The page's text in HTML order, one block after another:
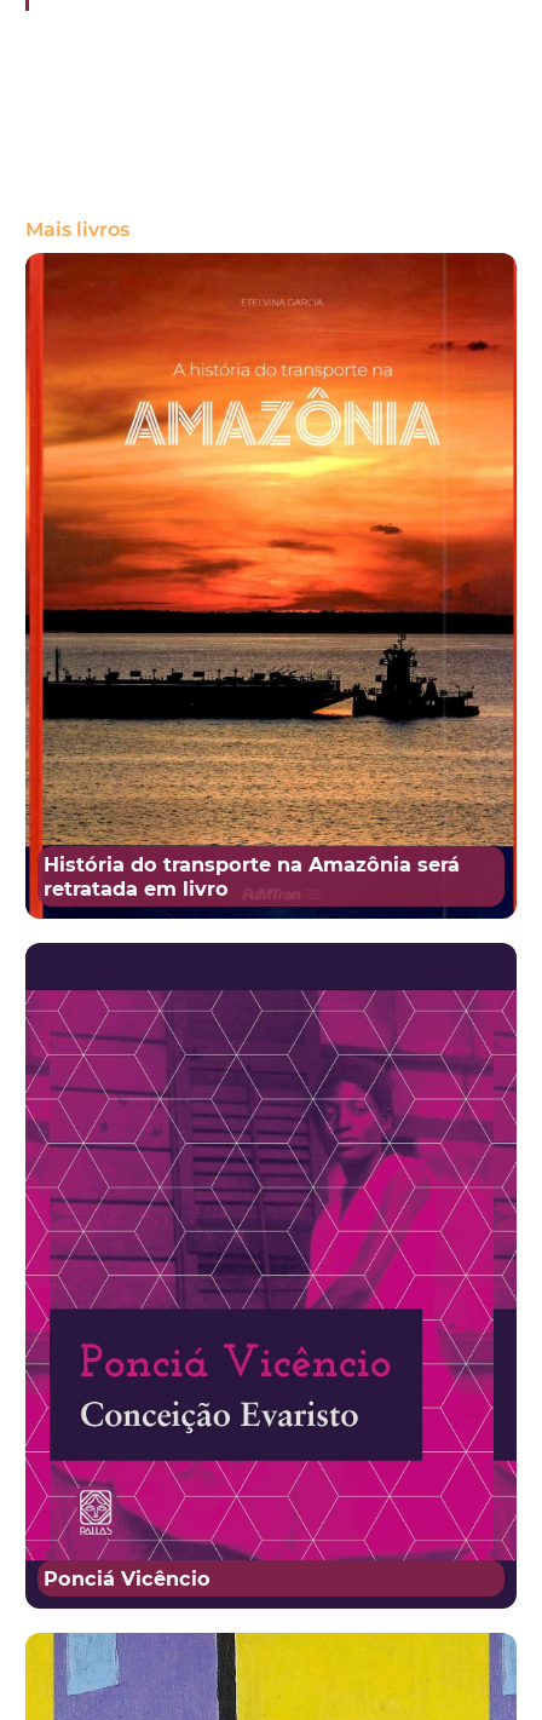
Mais livros
História do transporte na Amazônia será
retratada em livro
Ponciá Vicêncio